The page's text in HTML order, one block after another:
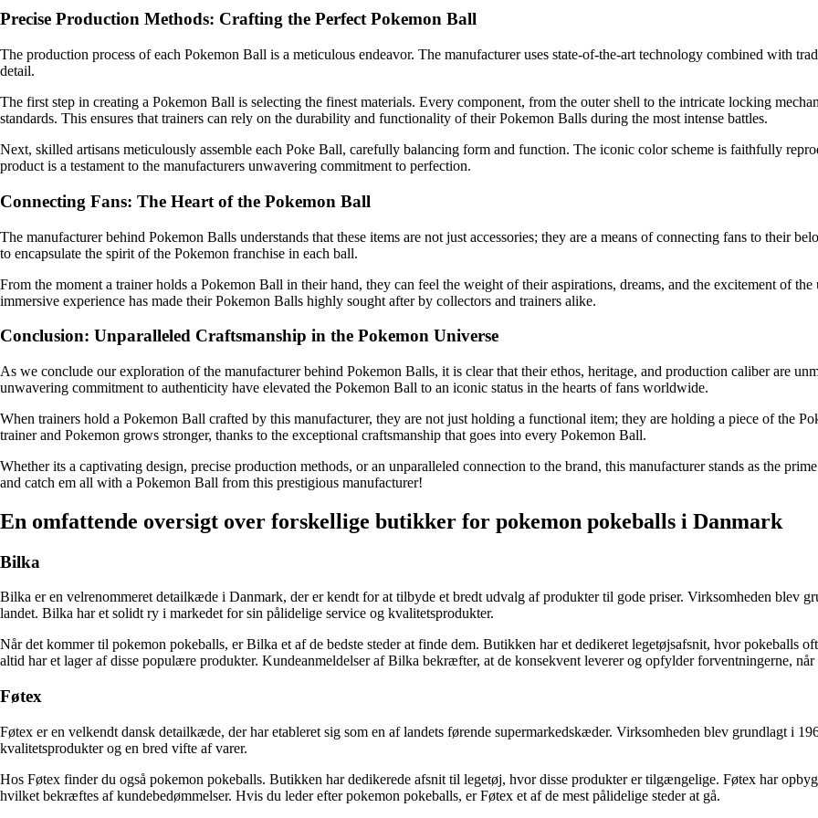
Precise Production Methods: Crafting the Perfect Pokemon Ball
The production process of each Pokemon Ball is a meticulous endeavor. The manufacturer uses state-of-the-art technology combined with
detail.
The first step in creating a Pokemon Ball is selecting the finest materials. Every component, from the outer shell to the intricate locking
standards. This ensures that trainers can rely on the durability and functionality of their Pokemon Balls during the most intense battles.
Next, skilled artisans meticulously assemble each Poke Ball, carefully balancing form and function. The iconic color scheme is faithfully
product is a testament to the manufacturers unwavering commitment to perfection.
Connecting Fans: The Heart of the Pokemon Ball
The manufacturer behind Pokemon Balls understands that these items are not just accessories; they are a means of connecting fans to their
to encapsulate the spirit of the Pokemon franchise in each ball.
From the moment a trainer holds a Pokemon Ball in their hand, they can feel the weight of their aspirations, dreams, and the excitement of
immersive experience has made their Pokemon Balls highly sought after by collectors and trainers alike.
Conclusion: Unparalleled Craftsmanship in the Pokemon Universe
As we conclude our exploration of the manufacturer behind Pokemon Balls, it is clear that their ethos, heritage, and production caliber are
unwavering commitment to authenticity have elevated the Pokemon Ball to an iconic status in the hearts of fans worldwide.
When trainers hold a Pokemon Ball crafted by this manufacturer, they are not just holding a functional item; they are holding a piece of the
trainer and Pokemon grows stronger, thanks to the exceptional craftsmanship that goes into every Pokemon Ball.
Whether its a captivating design, precise production methods, or an unparalleled connection to the brand, this manufacturer stands as the
and catch em all with a Pokemon Ball from this prestigious manufacturer!
En omfattende oversigt over forskellige butikker for pokemon pokeballs i Danmark
Bilka
Bilka er en velrenommeret detailkæde i Danmark, der er kendt for at tilbyde et bredt udvalg af produkter til gode priser. Virksomheden blev
landet. Bilka har et solidt ry i markedet for sin pålidelige service og kvalitetsprodukter.
Når det kommer til pokemon pokeballs, er Bilka et af de bedste steder at finde dem. Butikken har et dedikeret legetøjsafsnit, hvor pokeballs
altid har et lager af disse populære produkter. Kundeanmeldelser af Bilka bekræfter, at de konsekvent leverer og opfylder forventningerne,
Føtex
Føtex er en velkendt dansk detailkæde, der har etableret sig som en af landets førende supermarkedskæder. Virksomheden blev grundlagt i
kvalitetsprodukter og en bred vifte af varer.
Hos Føtex finder du også pokemon pokeballs. Butikken har dedikerede afsnit til legetøj, hvor disse produkter er tilgængelige. Føtex har
hvilket bekræftes af kundebedømmelser. Hvis du leder efter pokemon pokeballs, er Føtex et af de mest pålidelige steder at gå.